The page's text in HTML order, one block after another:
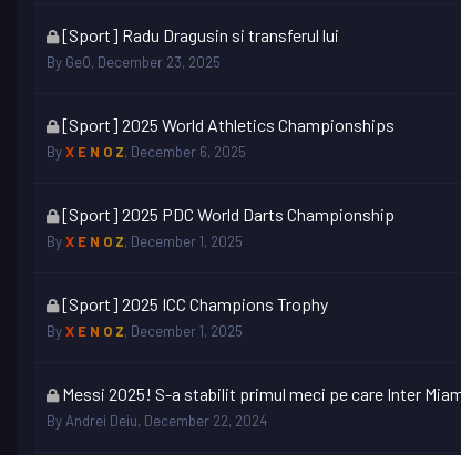
This
topic
is
[Sport] Radu Dragusin si transferul lui
By GeO, December 23, 2025
This
topic
is
[Sport] 2025 World Athletics Championships
ByX E N O Z, December 6, 2025
This
topic
is
[Sport] 2025 PDC World Darts Championship
ByX E N O Z, December 1, 2025
This
topic
is
[Sport] 2025 ICC Champions Trophy
ByX E N O Z, December 1, 2025
This
topic
is
Messi 2025! S-a stabilit primul meci pe care Inter
By Andrei Deiu, December 22, 2024